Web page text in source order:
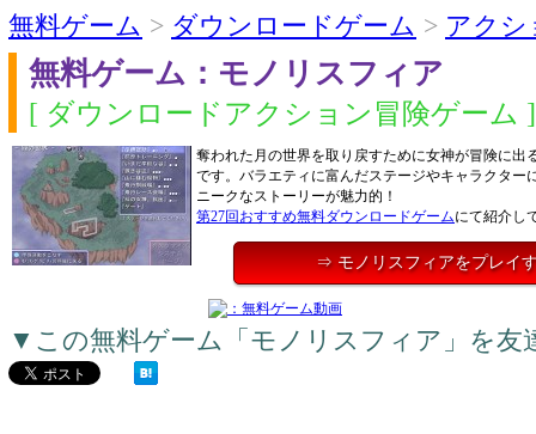
無料ゲーム > ダウンロードゲーム > アクシ
無料ゲーム：モノリスフィア
[ ダウンロードアクション冒険ゲーム ]
奪われた月の世界を取り戻すために女神が冒険に出
です。バラエティに富んだステージやキャラクター
ニークなストーリーが魅力的！
第27回おすすめ無料ダウンロードゲームにて紹介し
⇒ モノリスフィアをプレイ
▼この無料ゲーム「モノリスフィア」を友